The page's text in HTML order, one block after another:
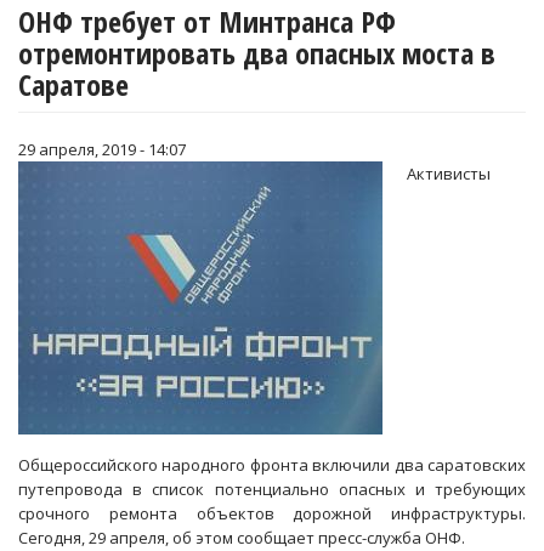
ОНФ требует от Минтранса РФ
отремонтировать два опасных моста в
Саратове
29 апреля, 2019 - 14:07
Активисты
Общероссийского народного фронта включили два саратовских
путепровода в список потенциально опасных и требующих
срочного ремонта объектов дорожной инфраструктуры.
Сегодня, 29 апреля, об этом сообщает пресс-служба ОНФ.